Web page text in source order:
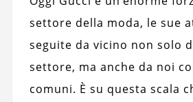
settore della moda, le sue
seguite da vicino non solo
settore, ma anche da noi
comuni. È su questa scala